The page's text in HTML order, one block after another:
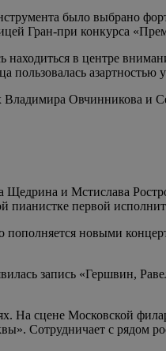
было выбрано
Гран-при конкурса
в центре
азартностью
Владимира Овчинникова и
Щедрина и Мстислава
первой
новыми
запись «Гершвин,
На сцене Московской
Сотрудничает с рядом